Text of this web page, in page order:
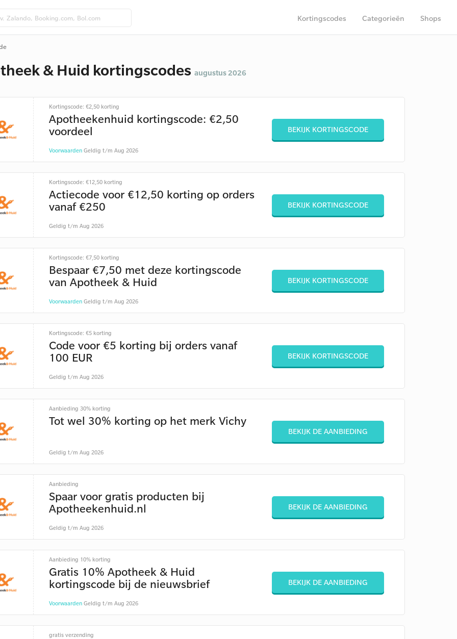
Kortingscodes Categorieën Shops
& Huid kortingscodes augustus 2026
Kortingscode: €2,50 korting
Apotheekenhuid kortingscode: €2,50
voordeel
VoorwaardenGeldig t/m Aug 2026
BEKIJK KORTINGSCODE
Kortingscode: €12,50 korting
Actiecode voor €12,50 korting op orders
vanaf €250
Geldig t/m Aug 2026
BEKIJK KORTINGSCODE
Kortingscode: €7,50 korting
Bespaar €7,50 met deze kortingscode
van Apotheek & Huid
VoorwaardenGeldig t/m Aug 2026
BEKIJK KORTINGSCODE
Kortingscode: €5 korting
Code voor €5 korting bij orders vanaf
100 EUR
Geldig t/m Aug 2026
BEKIJK KORTINGSCODE
Aanbieding 30% korting
Tot wel 30% korting op het merk Vichy
Geldig t/m Aug 2026
BEKIJK DE AANBIEDING
Aanbieding
Spaar voor gratis producten bij
Apotheekenhuid.nl
Geldig t/m Aug 2026
BEKIJK DE AANBIEDING
Aanbieding 10% korting
Gratis 10% Apotheek & Huid
kortingscode bij de nieuwsbrief
VoorwaardenGeldig t/m Aug 2026
BEKIJK DE AANBIEDING
gratis verzending